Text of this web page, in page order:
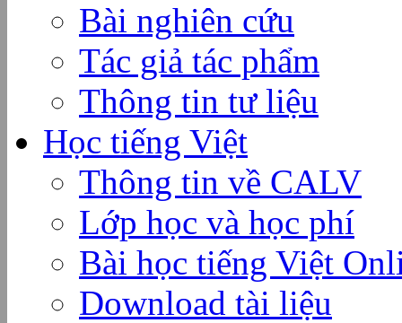
Bài nghiên cứu
Tác giả tác phẩm
Thông tin tư liệu
Học tiếng Việt
Thông tin về CALV
Lớp học và học phí
Bài học tiếng Việt
Download tài liệu